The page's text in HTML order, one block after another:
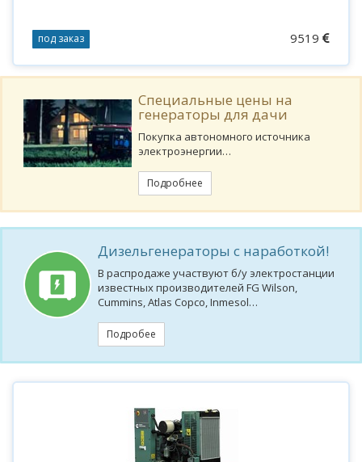
9519
под заказ
Специальные цены на
генераторы для дачи
Покупка автономного источника
электроэнергии…
Подробнее
Дизельгенераторы с наработкой!
В распродаже участвуют б/у электростанции
известных производителей FG Wilson,
Cummins, Atlas Copco, Inmesol…
Подробее